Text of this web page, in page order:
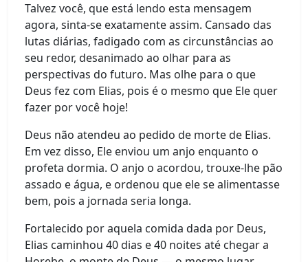
Talvez você, que está lendo esta mensagem
agora, sinta-se exatamente assim. Cansado das
lutas diárias, fadigado com as circunstâncias ao
seu redor, desanimado ao olhar para as
perspectivas do futuro. Mas olhe para o que
Deus fez com Elias, pois é o mesmo que Ele quer
fazer por você hoje!
Deus não atendeu ao pedido de morte de Elias.
Em vez disso, Ele enviou um anjo enquanto o
profeta dormia. O anjo o acordou, trouxe-lhe pão
assado e água, e ordenou que ele se alimentasse
bem, pois a jornada seria longa.
Fortalecido por aquela comida dada por Deus,
Elias caminhou 40 dias e 40 noites até chegar a